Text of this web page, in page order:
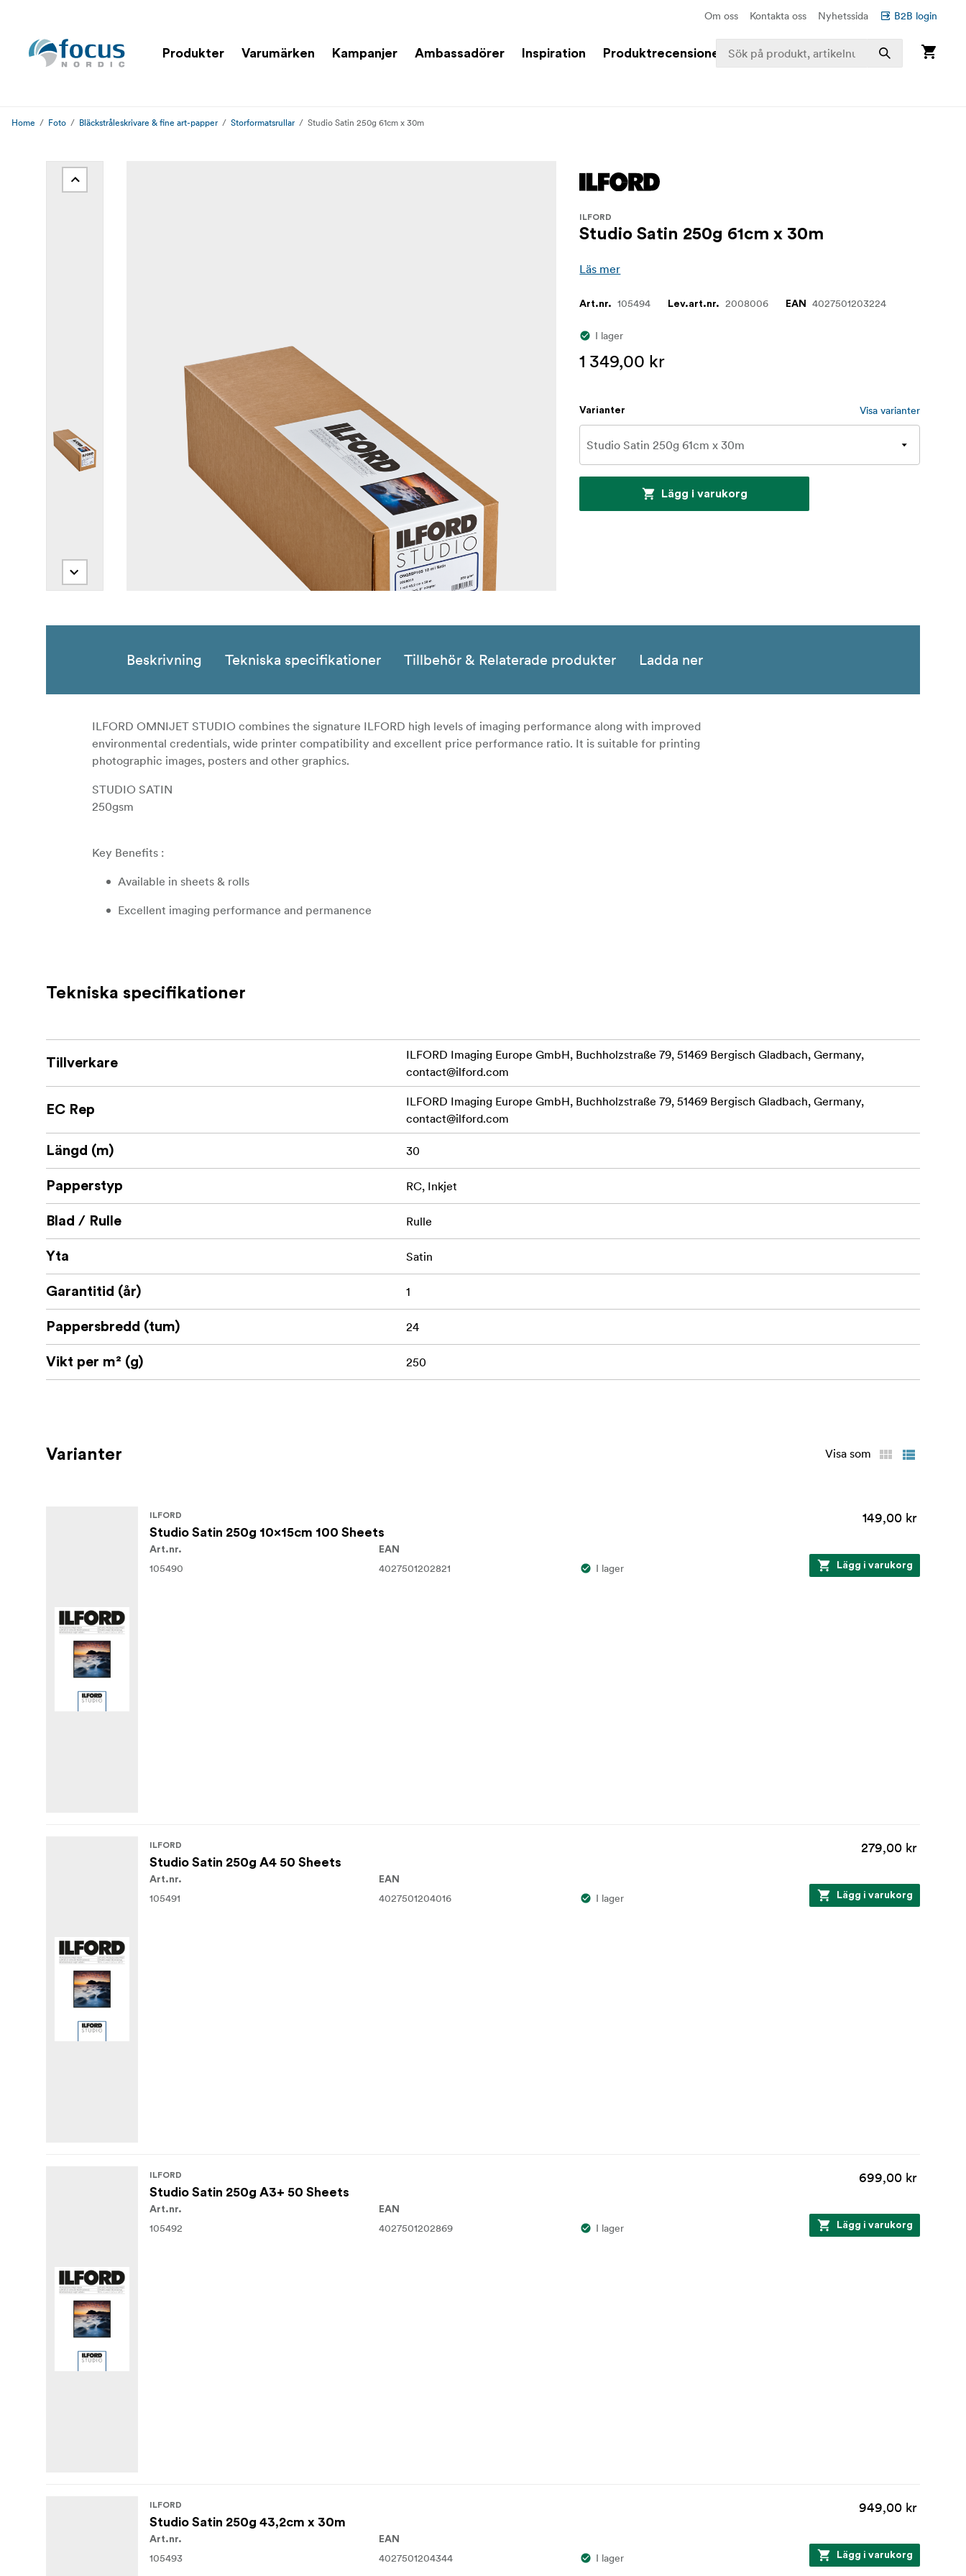
Om oss Kontakta oss Nyhetssida B2B login
Produkter Varumärken Kampanjer Ambassadörer Inspiration Produktrecensioner
Home Foto Bläckstråleskrivare & fine art-papper Storformatsrullar Studio Satin 250g 61cm x 30m
ILFORD
Studio Satin 250g 61cm x 30m
Läs mer
Art.nr. 105494 Lev.art.nr. 2008006 EAN 4027501203224
I lager
1 349,00 kr
Varianter Visa varianter
Lägg i varukorg
Beskrivning Tekniska specifikationer Tillbehör & Relaterade produkter Ladda ner
ILFORD OMNIJET STUDIO combines the signature ILFORD high levels of imaging performance along with improved
environmental credentials, wide printer compatibility and excellent price performance ratio. It is suitable for printing
photographic images, posters and other graphics.
STUDIO SATIN
250gsm
Key Benefits :
Available in sheets & rolls
Excellent imaging performance and permanence
PEFC certified
Tekniska specifikationer
Tillverkare
ILFORD Imaging Europe GmbH, Buchholzstraße 79, 51469 Bergisch Gladbach, Germany,
contact@ilford.com
EC Rep
ILFORD Imaging Europe GmbH, Buchholzstraße 79, 51469 Bergisch Gladbach, Germany,
contact@ilford.com
Längd (m) 30
Papperstyp RC, Inkjet
Blad / Rulle Rulle
Yta Satin
Garantitid (år) 1
Pappersbredd (tum) 24
Vikt per m² (g) 250
Varianter Visa som
ILFORD
Studio Satin 250g 10x15cm 100 Sheets
149,00 kr
Art.nr.
105490
EAN
4027501202821 I lager Lägg i varukorg
ILFORD
Studio Satin 250g A4 50 Sheets
279,00 kr
Art.nr.
105491
EAN
4027501204016 I lager Lägg i varukorg
ILFORD
Studio Satin 250g A3+ 50 Sheets
699,00 kr
Art.nr.
105492
EAN
4027501202869 I lager Lägg i varukorg
ILFORD
Studio Satin 250g 43,2cm x 30m
949,00 kr
Art.nr.
105493
EAN
4027501204344 I lager Lägg i varukorg